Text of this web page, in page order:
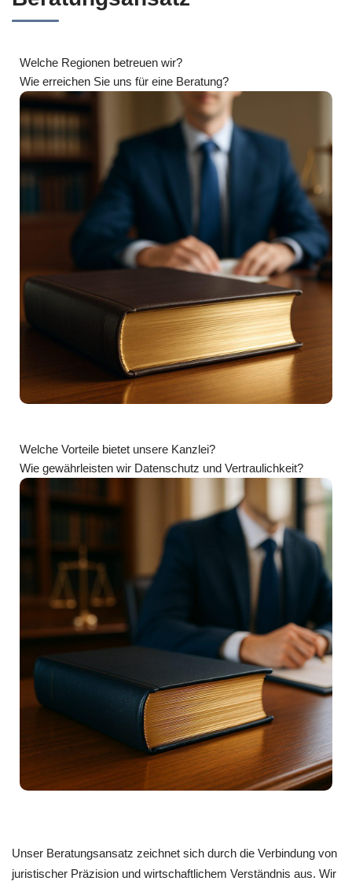
Welche Regionen betreuen wir?
Wie erreichen Sie uns für eine Beratung?
Welche Vorteile bietet unsere Kanzlei?
Wie gewährleisten wir Datenschutz und Vertraulichkeit?
Unser Beratungsansatz zeichnet sich durch die Verbindung von
juristischer Präzision und wirtschaftlichem Verständnis aus. Wir